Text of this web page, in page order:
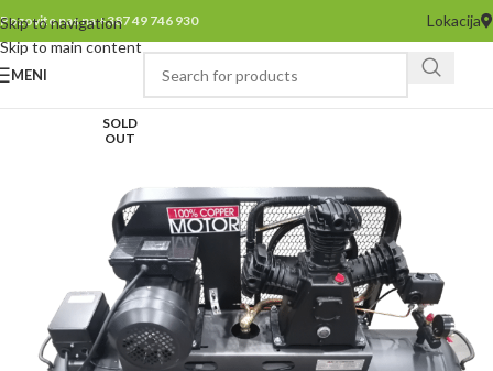
Skip to navigation
Skip to main content
Pozovite nas na +387 49 746 930 Lokacija
MENI
SOLD
OUT